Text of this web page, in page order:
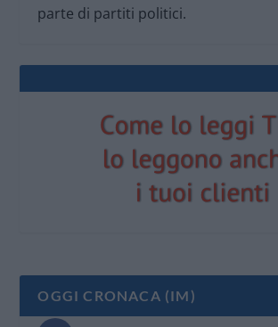
parte di partiti politici.
OGGI CRONACA (IM)